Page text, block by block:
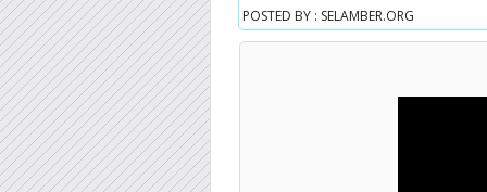
POSTED BY : SELAMBER.ORG